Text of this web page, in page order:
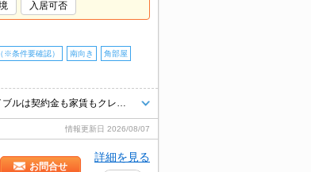
入居可否
※条件要確認） 南向き 角部屋
情報更新日 2026/08/07
お問合せ
詳細を見る